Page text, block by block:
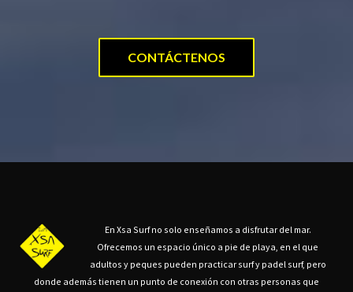
CONTÁCTENOS
En Xsa Surf no solo enseñamos a disfrutar del mar.
Ofrecemos un espacio único a pie de playa, en el que
adultos y peques pueden practicar surf y padel surf, pero
donde además tienen un punto de conexión con otras personas que